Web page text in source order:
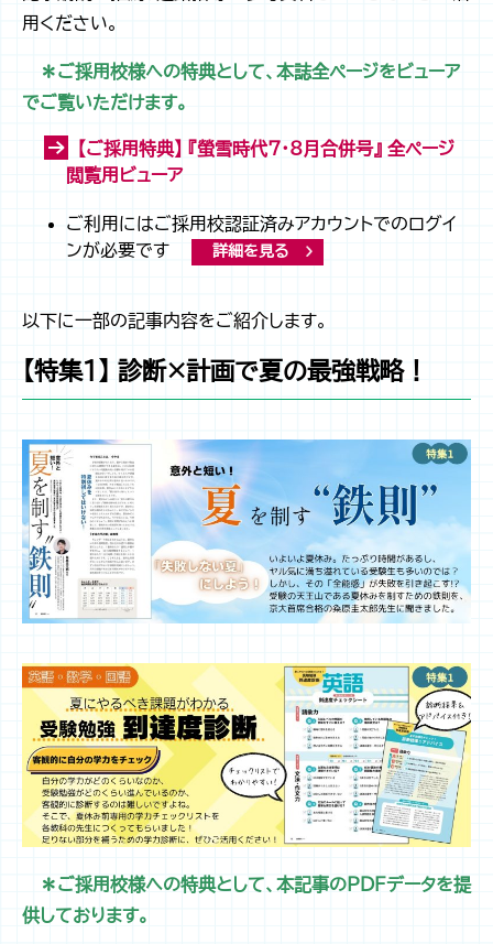
用ください。
＊ご採用校様への特典として、本誌全ページをビューア
でご覧いただけます。
【ご採用特典】 『螢雪時代7・8月合併号』 全ページ
閲覧用ビューア
ご利用にはご採用校認証済みアカウントでのログイ
ンが必要です
詳細を見る
以下に一部の記事内容をご紹介します。
【特集１】 診断×計画で夏の最強戦略！
＊ご採用校様への特典として、本記事のPDFデータを提
供しております。